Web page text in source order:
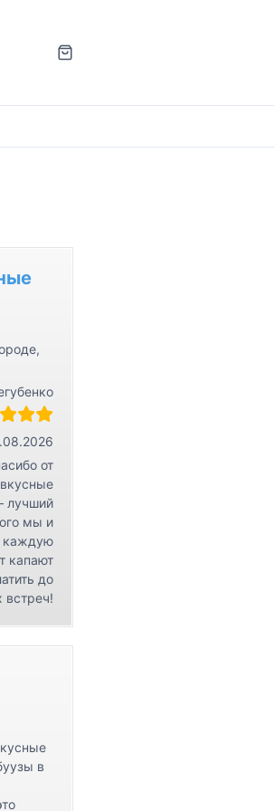
от
лучший
мы и
каждую
капают
до
встреч!
в